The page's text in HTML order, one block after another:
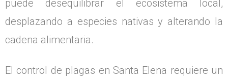
puede desequilibrar el ecosistema local,
desplazando a especies nativas y alterando la
cadena alimentaria.
El control de plagas en Santa Elena requiere un